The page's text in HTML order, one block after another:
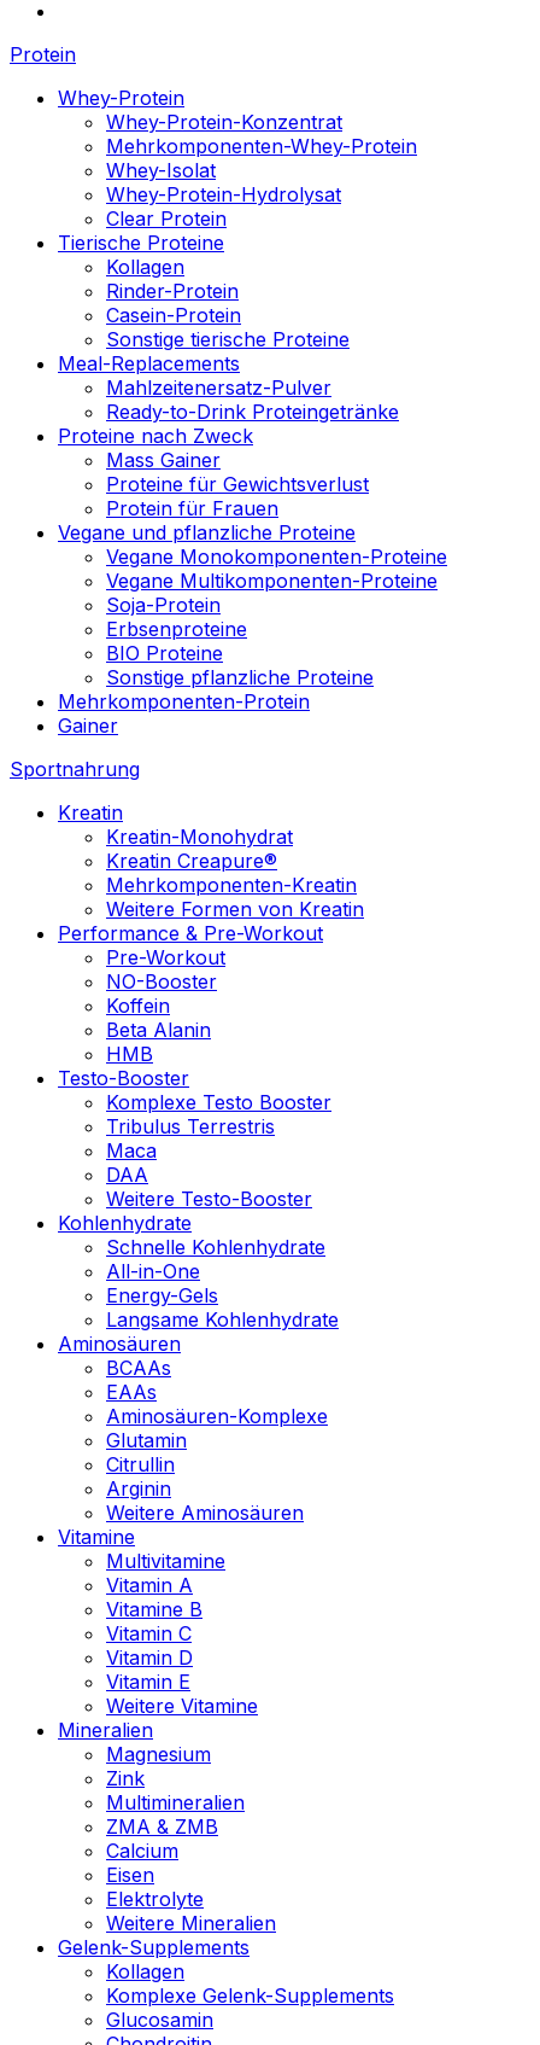
Protein
Whey-Protein
Whey-Protein-Konzentrat
Mehrkomponenten-Whey-Protein
Whey-Isolat
Whey-Protein-Hydrolysat
Clear Protein
Tierische Proteine
Kollagen
Rinder-Protein
Casein-Protein
Sonstige tierische Proteine
Meal-Replacements
Mahlzeitenersatz-Pulver
Ready-to-Drink Proteingetränke
Proteine nach Zweck
Mass Gainer
Proteine für Gewichtsverlust
Protein für Frauen
Vegane und pflanzliche Proteine
Vegane Monokomponenten-Proteine
Vegane Multikomponenten-Proteine
Soja-Protein
Erbsenproteine
BIO Proteine
Sonstige pflanzliche Proteine
Mehrkomponenten-Protein
Gainer
Sportnahrung
Kreatin
Kreatin-Monohydrat
Kreatin Creapure®
Mehrkomponenten-Kreatin
Weitere Formen von Kreatin
Performance & Pre-Workout
Pre-Workout
NO-Booster
Koffein
Beta Alanin
HMB
Testo-Booster
Komplexe Testo Booster
Tribulus Terrestris
Maca
DAA
Weitere Testo-Booster
Kohlenhydrate
Schnelle Kohlenhydrate
All-in-One
Energy-Gels
Langsame Kohlenhydrate
Aminosäuren
BCAAs
EAAs
Aminosäuren-Komplexe
Glutamin
Citrullin
Arginin
Weitere Aminosäuren
Vitamine
Multivitamine
Vitamin A
Vitamine B
Vitamin C
Vitamin D
Vitamin E
Weitere Vitamine
Mineralien
Magnesium
Zink
Multimineralien
ZMA & ZMB
Calcium
Eisen
Elektrolyte
Weitere Mineralien
Gelenk-Supplements
Kollagen
Komplexe Gelenk-Supplements
Glucosamin